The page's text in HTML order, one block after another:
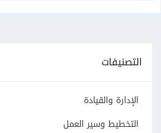
التصنيفات
الإدارة والقيادة
التخطيط وسير العمل